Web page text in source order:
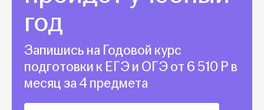
год
Запишись на Годовой курс
подготовки к ЕГЭ и ОГЭ от 6 510 Р в
месяц за 4 предмета